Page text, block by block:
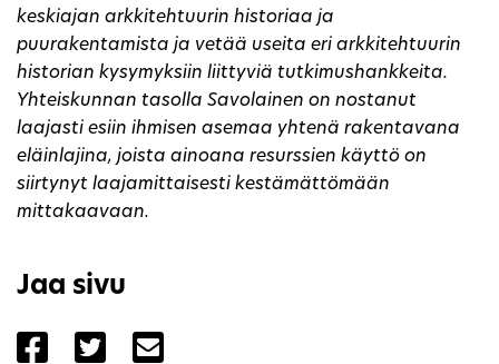
keskiajan arkkitehtuurin historiaa ja
puurakentamista ja vetää useita eri arkkitehtuurin
historian kysymyksiin liittyviä tutkimushankkeita.
Yhteiskunnan tasolla Savolainen on nostanut
laajasti esiin ihmisen asemaa yhtenä rakentavana
eläinlajina, joista ainoana resurssien käyttö on
siirtynyt laajamittaisesti kestämättömään
mittakaavaan.
Jaa sivu
Jaa sivu palvelussa Facebook
Jaa sivu palvelussa Twitter
Jaa sivu palvelussa Email